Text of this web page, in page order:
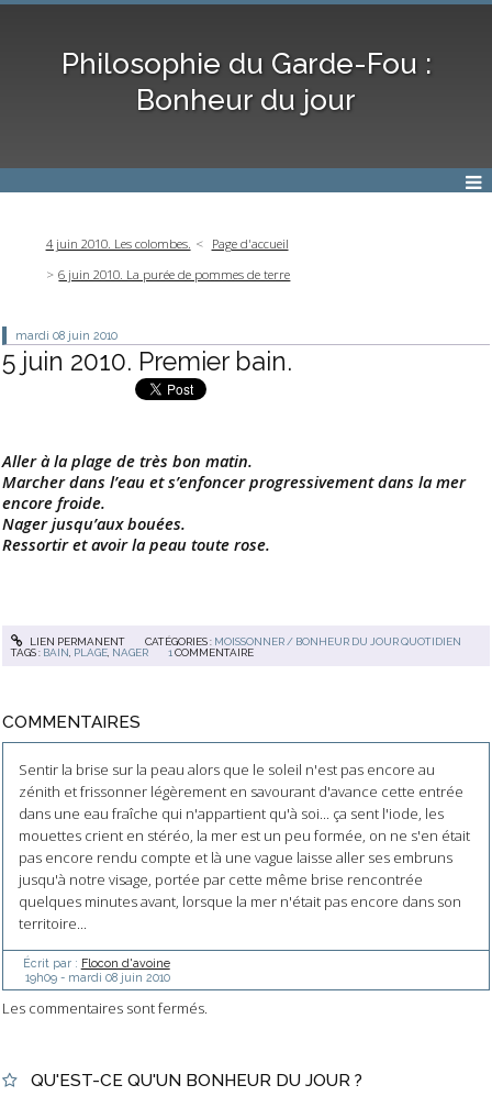
Philosophie du Garde-Fou :
Bonheur du jour
4 juin 2010. Les colombes.
Page d'accueil
6 juin 2010. La purée de pommes de terre
mardi 08 juin 2010
5 juin 2010. Premier bain.
Aller à la plage de très bon matin.
Marcher dans l’eau et s’enfoncer progressivement dans la mer
encore froide.
Nager jusqu’aux bouées.
Ressortir et avoir la peau toute rose.
LIEN PERMANENT CATÉGORIES : MOISSONNER / BONHEUR DU JOUR QUOTIDIEN
TAGS : BAIN PLAGE NAGER 1 COMMENTAIRE
COMMENTAIRES
Sentir la brise sur la peau alors que le soleil n'est pas encore au
zénith et frissonner légèrement en savourant d'avance cette entrée
dans une eau fraîche qui n'appartient qu'à soi... ça sent l'iode, les
mouettes crient en stéréo, la mer est un peu formée, on ne s'en était
pas encore rendu compte et là une vague laisse aller ses embruns
jusqu'à notre visage, portée par cette même brise rencontrée
quelques minutes avant, lorsque la mer n'était pas encore dans son
territoire...
Écrit par : Flocon d'avoine
19h09- mardi 08 juin 2010
Les commentaires sont fermés.
QU'EST-CE QU'UN BONHEUR DU JOUR ?